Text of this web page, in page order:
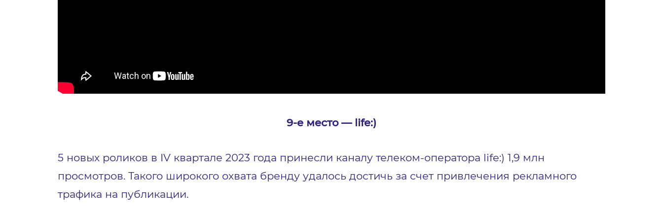
9-е место — life:)
5 новых роликов в IV квартале 2023 года принесли каналу телеком-оператора life:) 1,9 млн
просмотров. Такого широкого охвата бренду удалось достичь за счет привлечения рекламного
трафика на публикации.